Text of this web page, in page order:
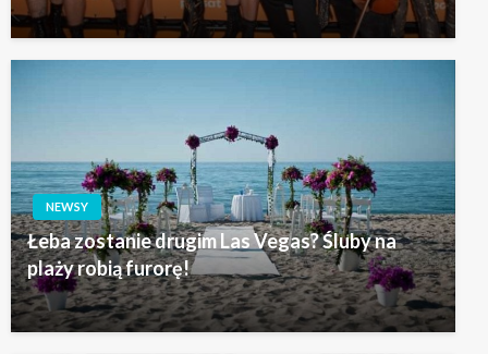
NEWSY
Łeba zostanie drugim Las Vegas? Śluby na
plaży robią furorę!